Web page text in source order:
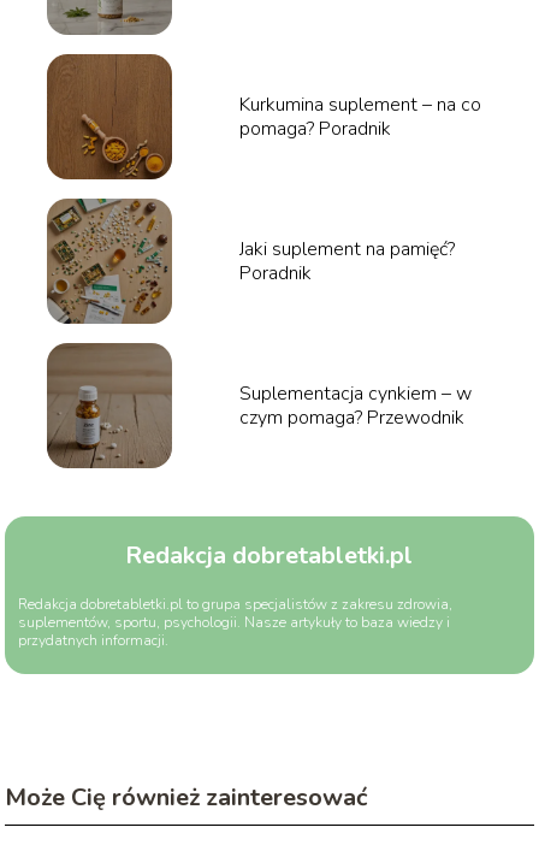
Kurkumina suplement – na co
pomaga? Poradnik
Jaki suplement na pamięć?
Poradnik
Suplementacja cynkiem – w
czym pomaga? Przewodnik
Redakcja dobretabletki.pl
Redakcja dobretabletki.pl to grupa specjalistów z zakresu zdrowia,
suplementów, sportu, psychologii. Nasze artykuły to baza wiedzy i
przydatnych informacji.
Może Cię również zainteresować